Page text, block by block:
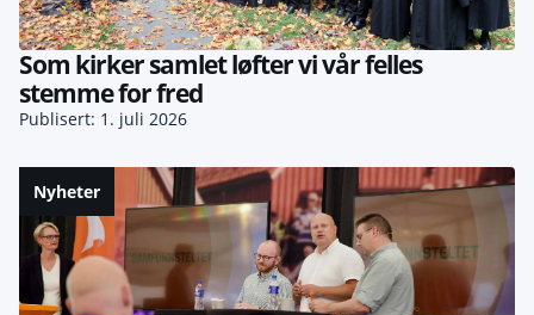
Som kirker samlet løfter vi vår felles
stemme for fred
Publisert: 1. juli 2026
Nyheter